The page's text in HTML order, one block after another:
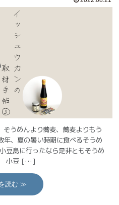
そうめんより蕎麦、蕎麦よりもう
年、夏の暑い時期に食べるそうめ
豆島に行ったなら是非ともそうめ
。 小豆 […]
読む ≫